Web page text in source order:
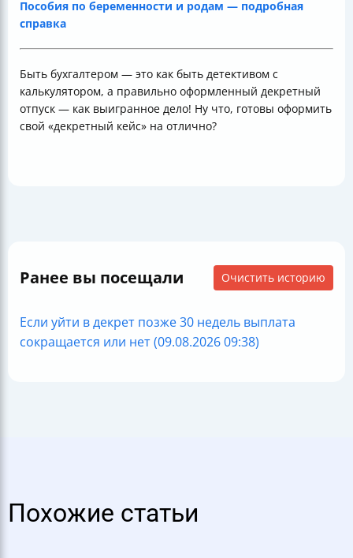
Пособия по беременности и родам — подробная
справка
Быть бухгалтером — это как быть детективом с
калькулятором, а правильно оформленный декретный
отпуск — как выигранное дело! Ну что, готовы оформить
свой «декретный кейс» на отлично?
Ранее вы посещали Очистить историю
Если уйти в декрет позже 30 недель выплата
сокращается или нет (09.08.2026 09:38)
Похожие статьи